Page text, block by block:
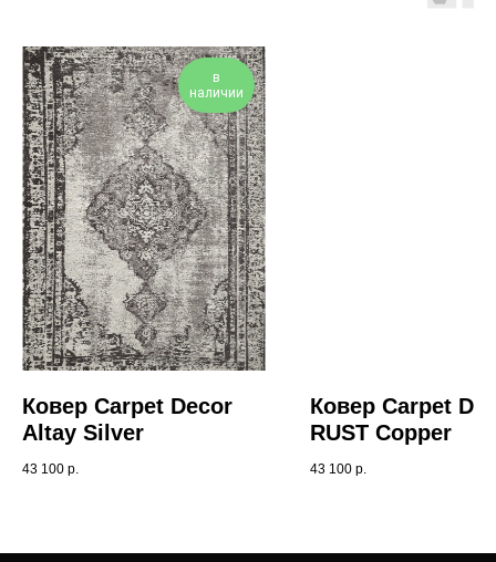
в
наличии
Ковер Carpet Decor
Altay Silver
43 100 р.
Ковер Carpet
RUST Сopper
43 100 р.